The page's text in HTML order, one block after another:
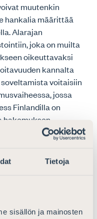
Tietoja
sisällön ja mainosten
muutenkin
hankalia määrittää
Alarajan
joka on muilta
oikeuttavaksi
kannalta
voitaisiin
jossa
Finlandilla on
hakemuksen
asianmukaisuus.
kiertämisestä,
mukaan